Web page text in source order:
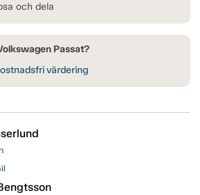
och dela
Passat?
värdering